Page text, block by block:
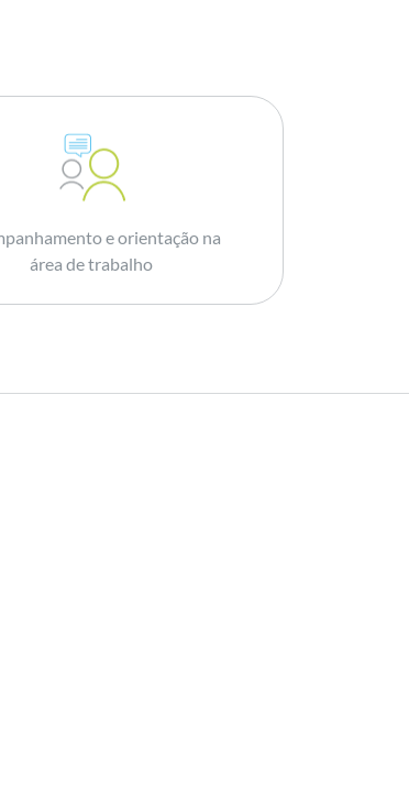
e orientação na
área de trabalho